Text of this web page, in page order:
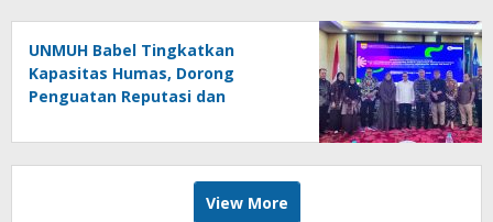
UNMUH Babel Tingkatkan
Kapasitas Humas, Dorong
Penguatan Reputasi dan
View More